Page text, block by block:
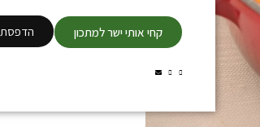
קחי אותי ישר למתכון הדפסת